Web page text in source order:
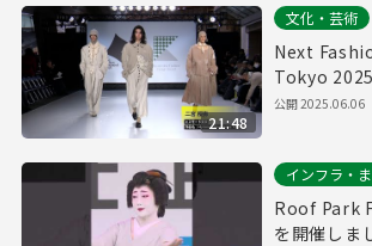
21:48
文化・芸術
Next
Tokyo
ト）
公開2025.06.06
インフラ・
Roof Park
を開催しま